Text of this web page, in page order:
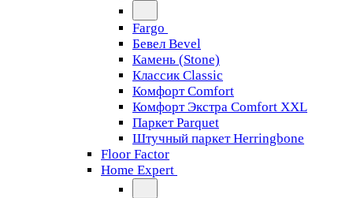
Fargo
Бевел Bevel
Камень (Stone)
Классик Classic
Комфорт Comfort
Комфорт Экстра Comfort XXL
Паркет Parquet
Штучный паркет Herringbone
Floor Factor
Home Expert